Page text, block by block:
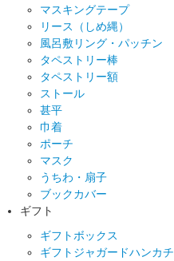
マスキングテープ
リース（しめ縄）
風呂敷リング・パッチン
タペストリー棒
タペストリー額
ストール
甚平
巾着
ポーチ
マスク
うちわ・扇子
ブックカバー
ギフト
ギフトボックス
ギフトジャガードハンカチ